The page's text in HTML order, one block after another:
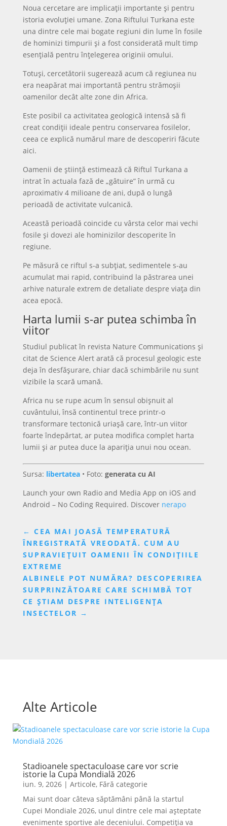
Noua cercetare are implicații importante și pentru
istoria evoluției umane. Zona Riftului Turkana este
una dintre cele mai bogate regiuni din lume în fosile
de hominizi timpurii și a fost considerată mult timp
esențială pentru înțelegerea originii omului.
Totuși, cercetătorii sugerează acum că regiunea nu
era neapărat mai importantă pentru strămoșii
oamenilor decât alte zone din Africa.
Este posibil ca activitatea geologică intensă să fi
creat condiții ideale pentru conservarea fosilelor,
ceea ce explică numărul mare de descoperiri făcute
aici.
Oamenii de știință estimează că Riftul Turkana a
intrat în actuala fază de „gâtuire” în urmă cu
aproximativ 4 milioane de ani, după o lungă
perioadă de activitate vulcanică.
Această perioadă coincide cu vârsta celor mai vechi
fosile și dovezi ale hominizilor descoperite în
regiune.
Pe măsură ce riftul s-a subțiat, sedimentele s-au
acumulat mai rapid, contribuind la păstrarea unei
arhive naturale extrem de detaliate despre viața din
acea epocă.
Harta lumii s-ar putea schimba în
viitor
Studiul publicat în revista Nature Communications și
citat de Science Alert arată că procesul geologic este
deja în desfășurare, chiar dacă schimbările nu sunt
vizibile la scară umană.
Africa nu se rupe acum în sensul obișnuit al
cuvântului, însă continentul trece printr-o
transformare tectonică uriașă care, într-un viitor
foarte îndepărtat, ar putea modifica complet harta
lumii și ar putea duce la apariția unui nou ocean.
Sursa: libertatea• Foto: generata cu AI
Launch your own Radio and Media App on iOS and
Android – No Coding Required. Discover nerapo
←CEA MAI JOASĂ TEMPERATURĂ
ÎNREGISTRATĂ VREODATĂ. CUM AU
SUPRAVIEȚUIT OAMENII ÎN CONDIȚIILE
EXTREME
ALBINELE POT NUMĂRA? DESCOPERIREA
SURPRINZĂTOARE CARE SCHIMBĂ TOT
CE ȘTIAM DESPRE INTELIGENȚA
INSECTELOR →
Alte Articole
Stadioanele spectaculoase care vor scrie
istorie la Cupa Mondială 2026
iun. 9, 2026| Articole, Fără categorie
Mai sunt doar câteva săptămâni până la startul
Cupei Mondiale 2026, unul dintre cele mai așteptate
evenimente sportive ale deceniului. Competiția va